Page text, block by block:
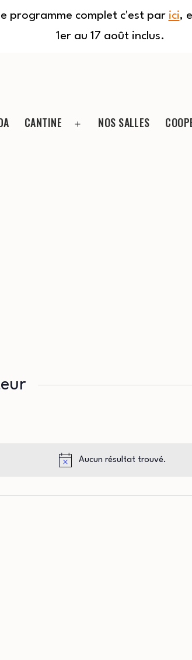
programme complet c'est par ici,
1er au 17 août inclus.
CANTINE NOS SALLES
Aucun résultat trouvé.